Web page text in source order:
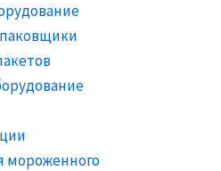
мороженного